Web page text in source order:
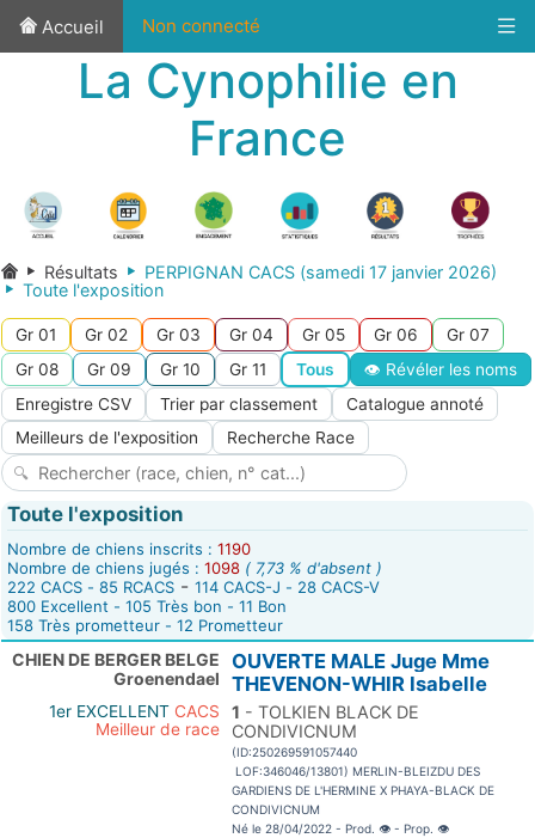
Accueil Non connecté
La Cynophilie en
France
Résultats
PERPIGNAN CACS (samedi 17 janvier 2026)
Toute l'exposition
👁 Révéler les noms
Enregistre CSV
Trier par classement
Catalogue annoté
Meilleurs de l'exposition
Recherche Race
Gr 01 Gr 02 Gr 03 Gr 04 Gr 05 Gr 06
Gr 07
Gr 08
Gr 09 Gr 10 Gr 11 Tous
Toute l'exposition
Nombre de chiens inscrits : 1190
Nombre de chiens jugés : 1098 ( 7,73 % d'absent )
222 CACS - 85 RCACS - 114 CACS-J - 28 CACS-V
800 Excellent - 105 Très bon - 11 Bon
158 Très prometteur - 12 Prometteur
CHIEN DE BERGER BELGE
Groenendael
OUVERTE MALE Juge Mme
THEVENON-WHIR Isabelle
1er EXCELLENT CACS
Meilleur de race
1 - TOLKIEN BLACK DE
CONDIVICNUM
(ID:250269591057440
LOF:346046/13801) MERLIN-BLEIZDU DES
GARDIENS DE L'HERMINE X PHAYA-BLACK DE
CONDIVICNUM
Né le 28/04/2022 - Prod. 👁 - Prop. 👁